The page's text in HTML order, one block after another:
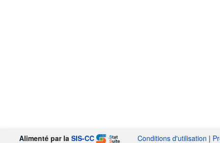
Alimenté par la SIS-CC Conditions d'utilisation |